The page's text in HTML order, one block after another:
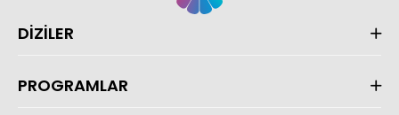
DİZİLER
PROGRAMLAR